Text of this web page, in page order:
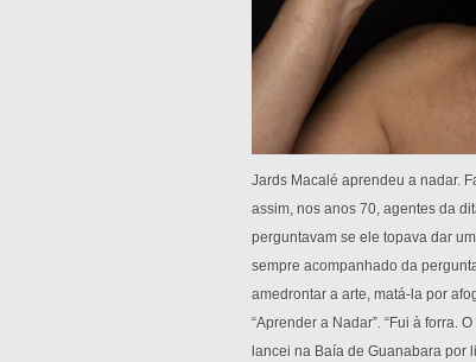
Jards Macalé aprendeu a nadar.
assim, nos anos 70, agentes da
perguntavam se ele topava dar
sempre acompanhado da
amedrontar a arte, matá-la por
“Aprender a Nadar”. “Fui à forra.
lancei na Baía de Guanabara por